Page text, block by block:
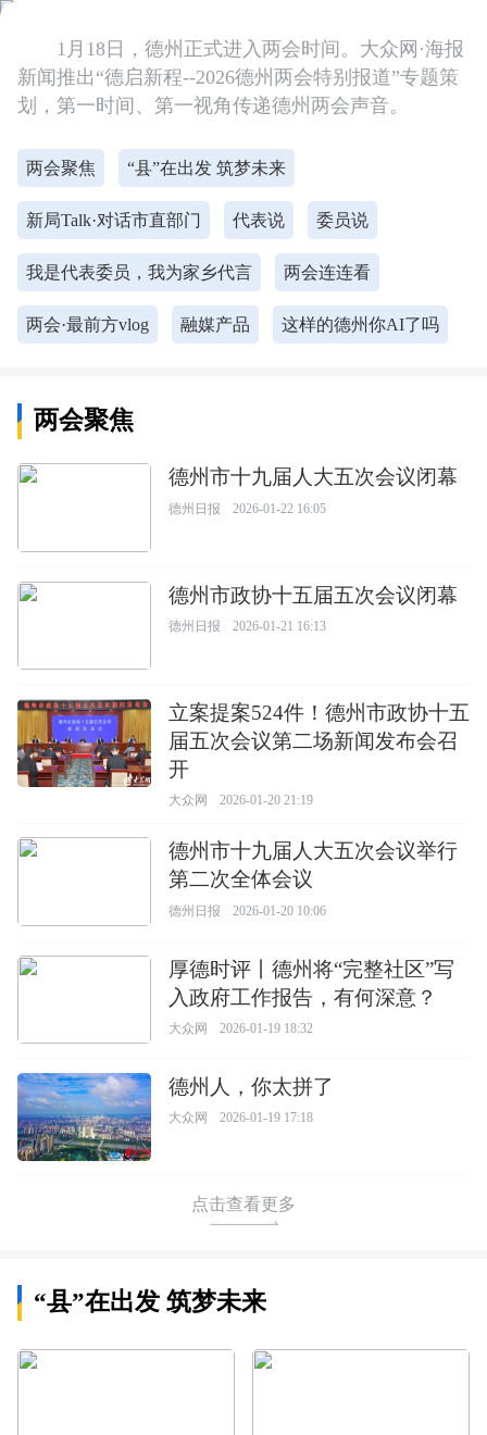
1月18日，德州正式进入两会时间。大众网·海报
新闻推出“德启新程--2026德州两会特别报道”专题策
划，第一时间、第一视角传递德州两会声音。
两会聚焦 “县”在出发 筑梦未来
新局Talk·对话市直部门 代表说 委员说
我是代表委员，我为家乡代言 两会连连看
两会·最前方vlog 融媒产品 这样的德州你AI了吗
两会聚焦
德州市十九届人大五次会议闭幕
德州日报 2026-01-22 16:05
德州市政协十五届五次会议闭幕
德州日报 2026-01-21 16:13
立案提案524件！德州市政协十五
届五次会议第二场新闻发布会召
开
大众网 2026-01-20 21:19
德州市十九届人大五次会议举行
第二次全体会议
德州日报 2026-01-20 10:06
厚德时评丨德州将“完整社区”写
入政府工作报告，有何深意？
大众网 2026-01-19 18:32
德州人，你太拼了
大众网 2026-01-19 17:18
点击查看更多
“县”在出发 筑梦未来